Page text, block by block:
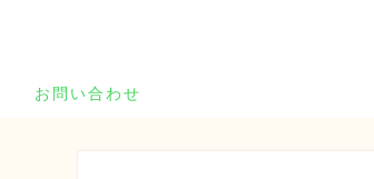
お問い合わせ